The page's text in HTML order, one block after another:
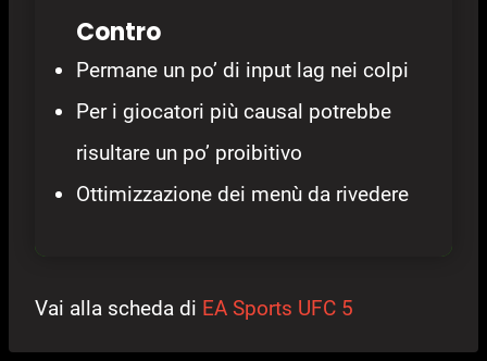
Contro
Permane un po’ di input lag nei colpi
Per i giocatori più causal potrebbe
risultare un po’ proibitivo
Ottimizzazione dei menù da rivedere
Vai alla scheda di EA Sports UFC 5